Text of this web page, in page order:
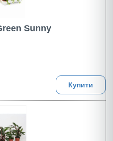
Sunny
Купити